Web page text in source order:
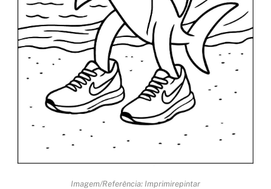
Imagem/Referência: Imprimirepintar